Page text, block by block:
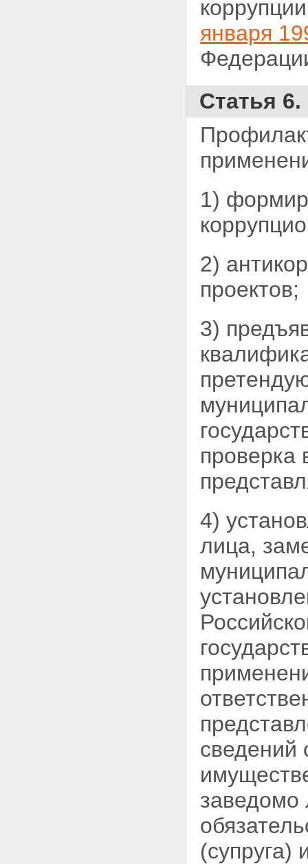
января
Статья
1)
2)
проектов;
3)
проверка
4)
лица,
сведений
заведомо
(супруга)